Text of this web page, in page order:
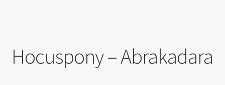
Hocuspony – Abrakadara